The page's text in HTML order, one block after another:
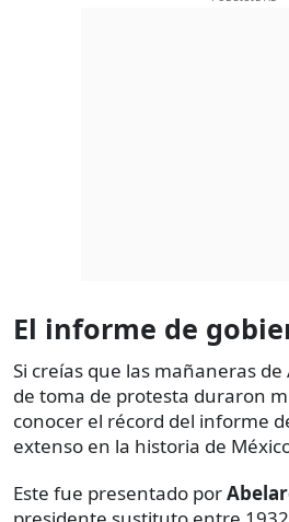
El informe de
Si creías que las mañaneras de
de toma de protesta duraron
conocer el récord del informe
extenso en la historia de
Este fue presentado por